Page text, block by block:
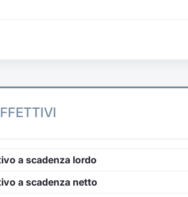
a scadenza lordo
a scadenza netto